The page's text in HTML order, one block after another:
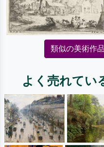
類似の美術作
よく売れてい